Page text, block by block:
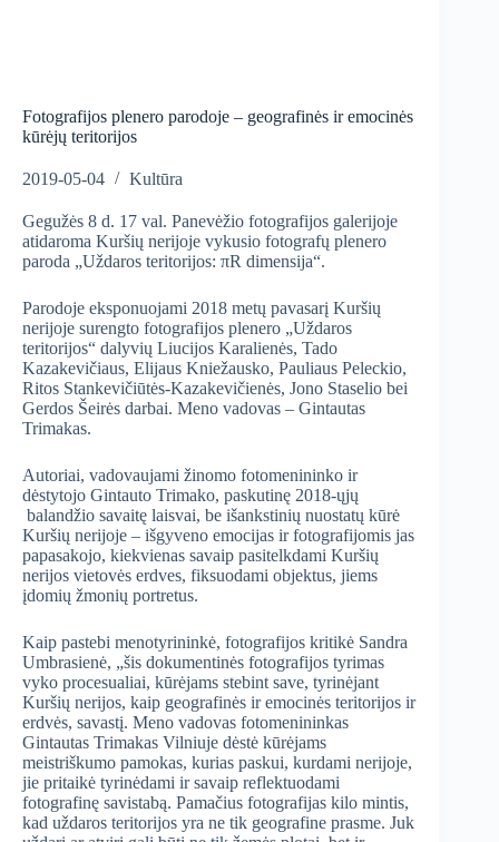
Fotografijos plenero parodoje – geografinės ir emocinės
kūrėjų teritorijos
2019-05-04 Kultūra
Gegužės 8 d. 17 val. Panevėžio fotografijos galerijoje
atidaroma Kuršių nerijoje vykusio fotografų plenero
paroda „Uždaros teritorijos: πR dimensija“.
Parodoje eksponuojami 2018 metų pavasarį Kuršių
nerijoje surengto fotografijos plenero „Uždaros
teritorijos“ dalyvių Liucijos Karalienės, Tado
Kazakevičiaus, Elijaus Kniežausko, Pauliaus Peleckio,
Ritos Stankevičiūtės-Kazakevičienės, Jono Staselio bei
Gerdos Šeirės darbai. Meno vadovas – Gintautas
Trimakas.
Autoriai, vadovaujami žinomo fotomenininko ir
dėstytojo Gintauto Trimako, paskutinę 2018-ųjų
balandžio savaitę laisvai, be išankstinių nuostatų kūrė
Kuršių nerijoje – išgyveno emocijas ir fotografijomis jas
papasakojo, kiekvienas savaip pasitelkdami Kuršių
nerijos vietovės erdves, fiksuodami objektus, jiems
įdomių žmonių portretus.
Kaip pastebi menotyrininkė, fotografijos kritikė Sandra
Umbrasienė, „šis dokumentinės fotografijos tyrimas
vyko procesualiai, kūrėjams stebint save, tyrinėjant
Kuršių nerijos, kaip geografinės ir emocinės teritorijos ir
erdvės, savastį. Meno vadovas fotomenininkas
Gintautas Trimakas Vilniuje dėstė kūrėjams
meistriškumo pamokas, kurias paskui, kurdami nerijoje,
jie pritaikė tyrinėdami ir savaip reflektuodami
fotografinę savistabą. Pamačius fotografijas kilo mintis,
kad uždaros teritorijos yra ne tik geografine prasme. Juk